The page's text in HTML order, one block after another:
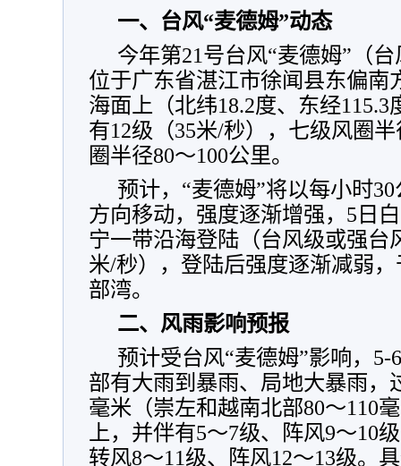
一、台风“麦德姆”动态
今年第21号台风“麦德姆”（
位于广东省湛江市徐闻县东偏南
海面上（北纬18.2度、东经
有12级（35米/秒），七级风圈
圈半径80～100公里。
预计，“麦德姆”将以每小时
方向移动，强度逐渐增强，5日
宁一带沿海登陆（台风级或强台
米/秒），登陆后强度逐渐减弱
部湾。
二、风雨影响预报
预计受台风“麦德姆”影响，
部有大雨到暴雨、局地大暴雨，
毫米（崇左和越南北部80～110
上，并伴有5～7级、阵风9～10
转风8～11级、阵风12～13级。